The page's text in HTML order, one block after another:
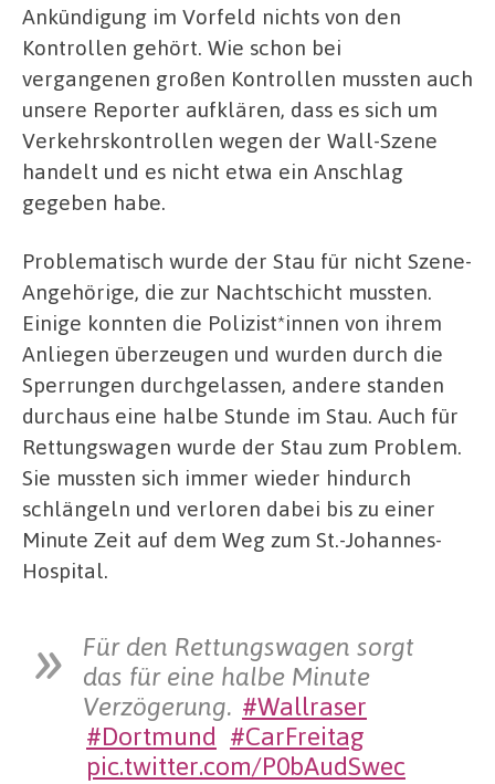
Ankündigung im Vorfeld nichts von den
Kontrollen gehört. Wie schon bei
vergangenen großen Kontrollen mussten auch
unsere Reporter aufklären, dass es sich um
Verkehrskontrollen wegen der Wall-Szene
handelt und es nicht etwa ein Anschlag
gegeben habe.
Problematisch wurde der Stau für nicht Szene-
Angehörige, die zur Nachtschicht mussten.
Einige konnten die Polizist*innen von ihrem
Anliegen überzeugen und wurden durch die
Sperrungen durchgelassen, andere standen
durchaus eine halbe Stunde im Stau. Auch für
Rettungswagen wurde der Stau zum Problem.
Sie mussten sich immer wieder hindurch
schlängeln und verloren dabei bis zu einer
Minute Zeit auf dem Weg zum St.-Johannes-
Hospital.
Für den Rettungswagen sorgt
das für eine halbe Minute
Verzögerung. #Wallraser
#Dortmund #CarFreitag
pic.twitter.com/P0bAudSwec